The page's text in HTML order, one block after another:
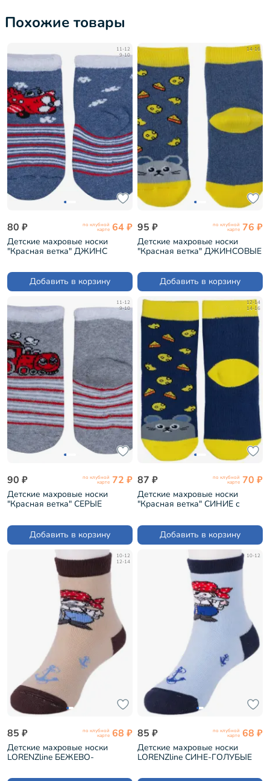
Похожие товары
11-12
9-10
80 ₽ по клубной
карте 64 ₽
Детские махровые носки
"Красная ветка" ДЖИНС
Добавить в корзину
14-16
95 ₽ по клубной
карте 76 ₽
Детские махровые носки
"Красная ветка" ДЖИНСОВЫЕ
Добавить в корзину
11-12
9-10
90 ₽ по клубной
карте 72 ₽
Детские махровые носки
"Красная ветка" СЕРЫЕ
Добавить в корзину
12-14
14-16
87 ₽ по клубной
карте 70 ₽
Детские махровые носки
"Красная ветка" СИНИЕ с
Добавить в корзину
10-12
12-14
85 ₽ по клубной
карте 68 ₽
Детские махровые носки
LORENZline БЕЖЕВО-
10-12
85 ₽ по клубной
карте 68 ₽
Детские махровые носки
LORENZline СИНЕ-ГОЛУБЫЕ